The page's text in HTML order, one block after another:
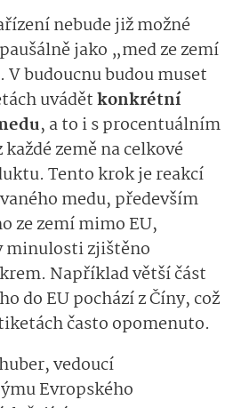
nebude již možné
jako „med ze zemí
V budoucnu budou muset
uvádětkonkrétní
, a to i s procentuálním
země na celkové
Tento krok je reakcí
medu, především
ze zemí mimo EU,
minulosti zjištěno
Například větší část
do EU pochází z Číny, což
často opomenuto.
vedoucí
Evropského